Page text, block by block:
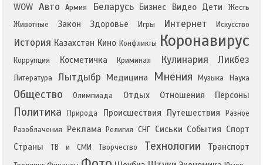
WOW Авто Армия Беларусь Бизнес Видео Дети
Жесть
Животные
Закон Здоровье Игры Интернет Искусство
История Казахстан Кино Конфликты Коронавирус
Коррупция Косметичка Криминал Кулинария Ликбез
Литература Лытдыбр Медицина Мнения Музыка Наука
Общество Олимпиада Отдых Отношения Персоны
Политика Природа Происшествия Путешествия
Разное
Разоблачения
Реклама Религия СНГ Сиськи События Спорт
Страны
ТВ и СМИ Творчество Технологии Транспорт